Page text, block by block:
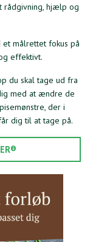
rådgivning, hjælp og
målrettet fokus på
effektivt.
du skal tage ud fra
med at ændre de
der i
dig til at tage på.